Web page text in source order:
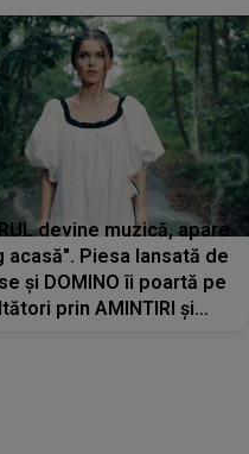
devine muzică, apare
acasă". Piesa lansată de
și DOMINO îi poartă pe
prin AMINTIRI și